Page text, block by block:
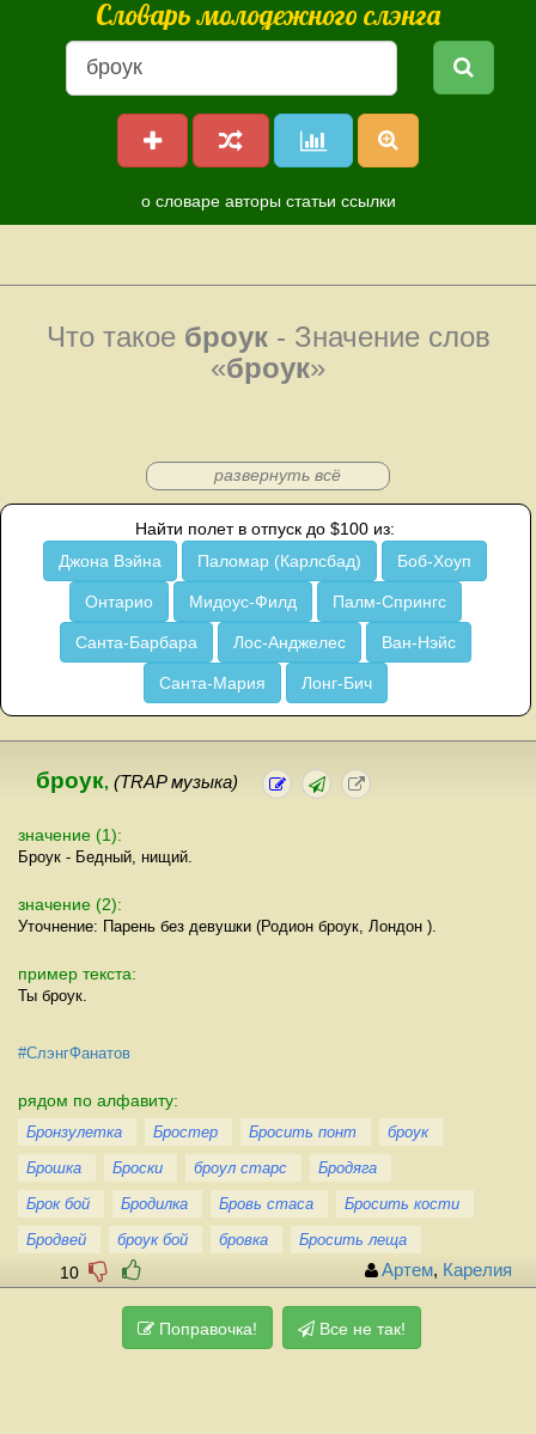
Словарь молодежного слэнга
о словаре авторы статьи ссылки
Что такое броук- Значение слов
«броук»
развернуть всё
Найти полет в отпуск до $100 из:
Джона Вэйна
Паломар (Карлсбад) Боб-Хоуп
Онтарио Мидоус-Филд Палм-Спрингс
Санта-Барбара Лос-Анджелес Ван-Нэйс
Санта-Мария Лонг-Бич
броук, (TRAP музыка)
значение (1):
Броук - Бедный, нищий.
значение (2):
Уточнение: Парень без девушки (Родион броук, Лондон ).
пример текста:
Ты броук.
#СлэнгФанатов
рядом по алфавиту:
Бронзулетка Бростер Бросить понт
броук
Брошка
Броски броул старс
Бродяга
Брок бой
Бродилка Бровь стаса
Бросить кости
Бродвей
броук бой бровка Бросить леща
10 Артем, Карелия
Поправочка! Все не так!